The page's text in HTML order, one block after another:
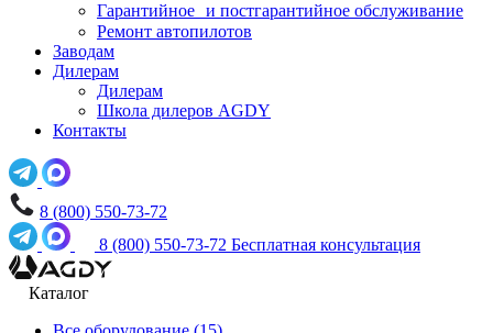
Гарантийное и постгарантийное обслуживание
Ремонт автопилотов
Заводам
Дилерам
Дилерам
Школа дилеров AGDY
Контакты
8 (800) 550-73-72
8 (800) 550-73-72 Бесплатная консультация
Каталог